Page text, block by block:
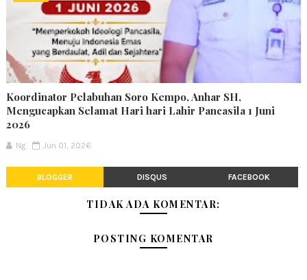
Koordinator Pelabuhan Soro Kempo, Anhar SH,
Mengucapkan Selamat Hari hari Lahir Pancasila 1 Juni
2026
Ng Jun 01, 2026
BLOGGER DISQUS FACEBOOK
TIDAK ADA KOMENTAR:
POSTING KOMENTAR